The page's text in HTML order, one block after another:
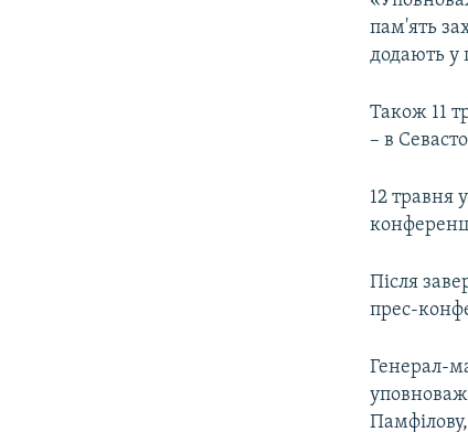
пам'ять
додають у
Також 11
– в
12 травня
Після
прес-
Генерал-